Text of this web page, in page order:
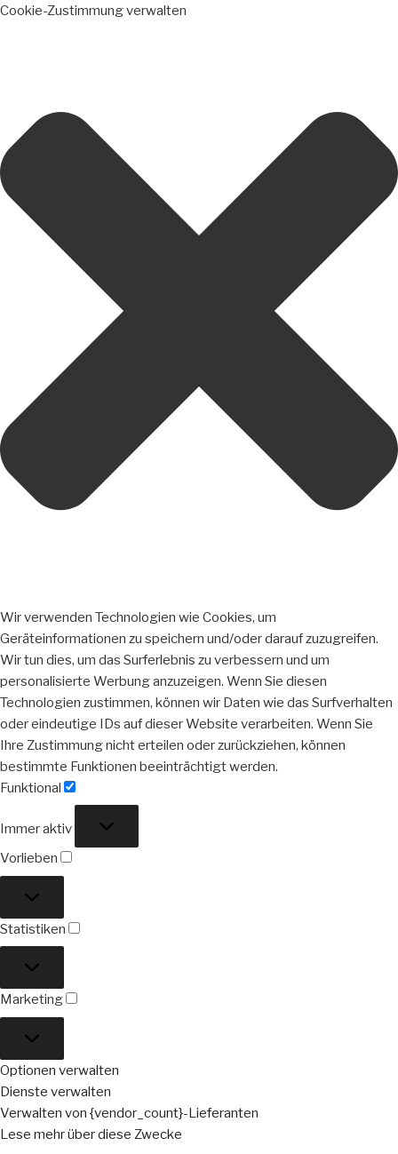
Cookie-Zustimmung verwalten
Wir verwenden Technologien wie Cookies, um
Geräteinformationen zu speichern und/oder darauf zuzugreifen.
Wir tun dies, um das Surferlebnis zu verbessern und um
personalisierte Werbung anzuzeigen. Wenn Sie diesen
Technologien zustimmen, können wir Daten wie das Surfverhalten
oder eindeutige IDs auf dieser Website verarbeiten. Wenn Sie
Ihre Zustimmung nicht erteilen oder zurückziehen, können
bestimmte Funktionen beeinträchtigt werden.
Funktional
Immer aktiv
Vorlieben
Statistiken
Marketing
Optionen verwalten
Dienste verwalten
Verwalten von {vendor_count}-Lieferanten
Lese mehr über diese Zwecke